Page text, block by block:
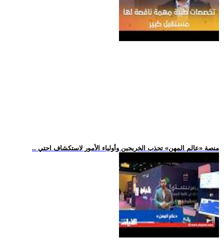
.. منصة «عالم المهن» تجذب الخريجين وأولياء الأمور لاستكشاف احتي